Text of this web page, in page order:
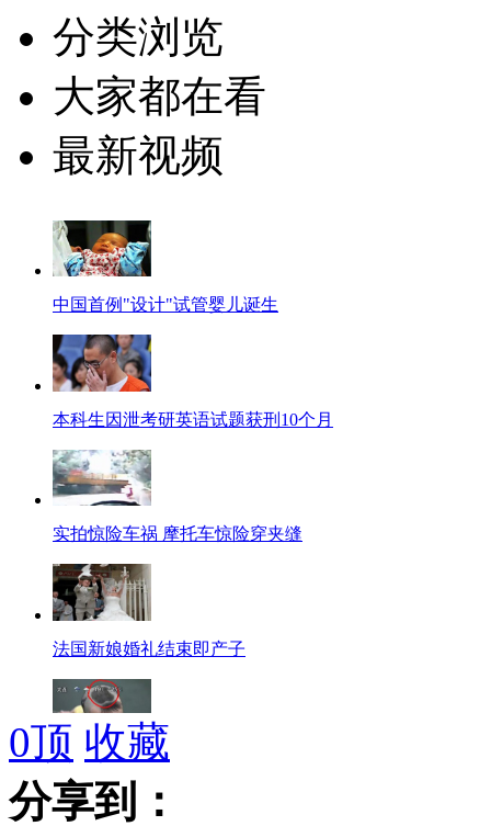
分类浏览
大家都在看
最新视频
中国首例"设计"试管婴儿诞生
本科生因泄考研英语试题获刑10个月
实拍惊险车祸 摩托车惊险穿夹缝
法国新娘婚礼结束即产子
潮爆发型:2岁宝宝头顶"苹果标志"
0顶 收藏
分享到：